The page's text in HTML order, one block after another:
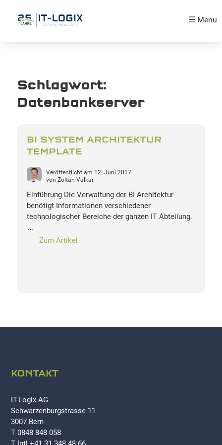
☰ Menu
Schlagwort:
Datenbankserver
BI SYSTEM ARCHITEKTUR
TEMPLATE
Veröffentlicht am 12. Juni 2017
von Zoltan Valkar
Einführung Die Verwaltung der BI Architektur
benötigt Informationen verschiedener
technologischer Bereiche der ganzen IT Abteilung.
…
Zum Artikel
KONTAKT
IT-Logix AG
Schwarzenburgstrasse 11
3007 Bern
T 0848 848 058